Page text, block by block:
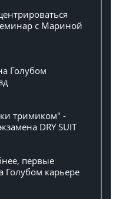
с Мариной
Голубом
тримиком" -
DRY SUIT
первые
Голубом карьере